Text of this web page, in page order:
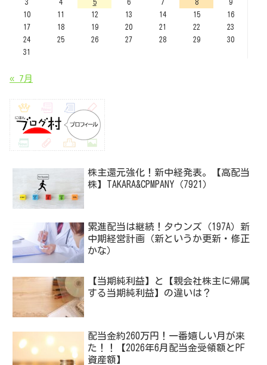
3
4 5 6 7 8
9
10
11 12 13 14 15
16
17
18 19 20 21 22
23
24
25 26 27 28 29
30
31
« 7月
株主還元強化！新中経発表。【高配当
株】TAKARA&CPMPANY（7921）
累進配当は継続！タウンズ（197A）新
中期経営計画（新というか更新・修正
かな）
【当期純利益】と【親会社株主に帰属
する当期純利益】の違いは？
配当金約260万円！一番嬉しい月が来
た！！【2026年6月配当金受領額とPF
資産額】